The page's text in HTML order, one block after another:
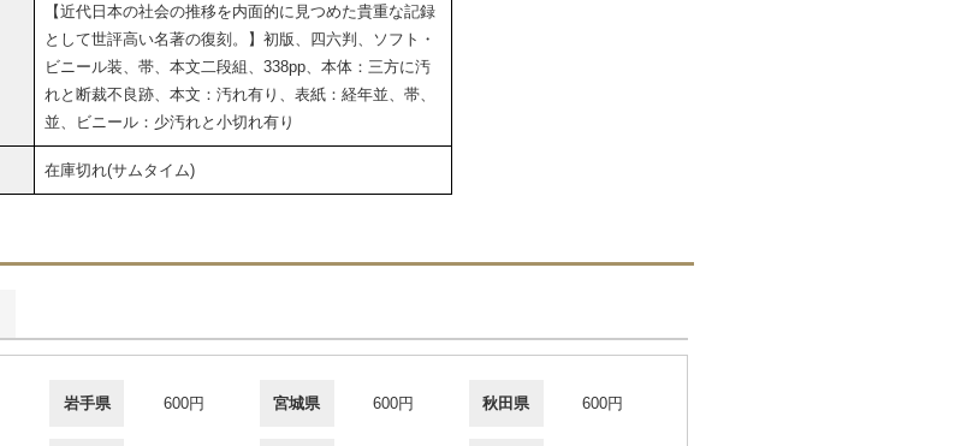
【近代日本の社会の推移を内面的に見つめた貴重な記録
として世評高い名著の復刻。】初版、四六判、ソフト・
ビニール装、帯、本文二段組、338pp、本体：三方に汚
れと断裁不良跡、本文：汚れ有り、表紙：経年並、帯、
並、ビニール：少汚れと小切れ有り
在庫切れ(サムタイム)
岩手県 600円 宮城県 600円 秋田県 600円